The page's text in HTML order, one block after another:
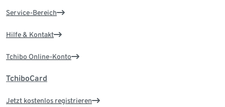
Service-Bereich
Hilfe & Kontakt
Tchibo Online-Konto
TchiboCard
Jetzt kostenlos registrieren